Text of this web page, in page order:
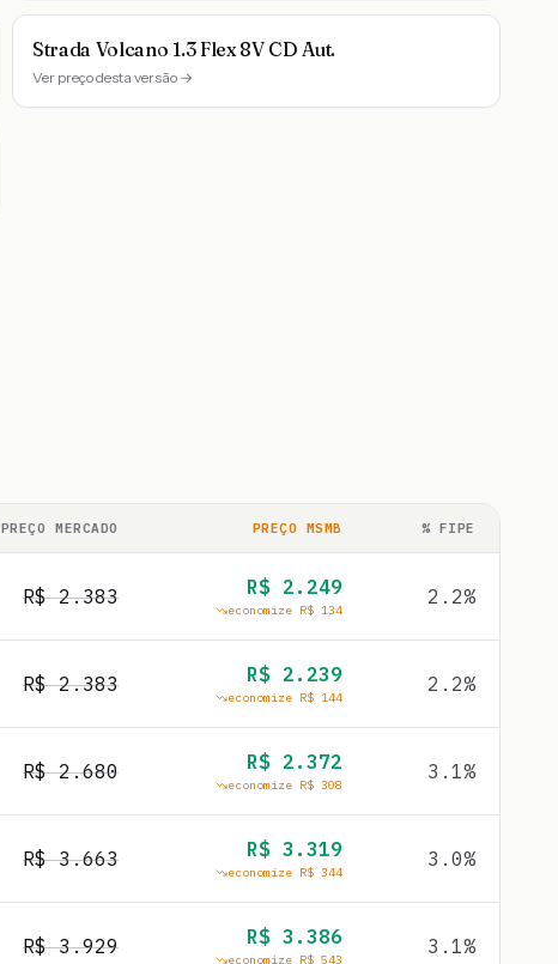
Strada Volcano 1.3 Flex 8V CD Aut.
Ver preço desta versão →
PREÇO MERCADO PREÇO MSMB % FIPE
R$2.383 R$ 2.249
economize R$ 134
2.2%
R$2.383 R$ 2.239
economize R$ 144
2.2%
R$2.680 R$ 2.372
economize R$ 308
3.1%
R$3.663 R$ 3.319
economize R$ 344
3.0%
R$3.929 R$ 3.386
economize R$ 543
3.1%